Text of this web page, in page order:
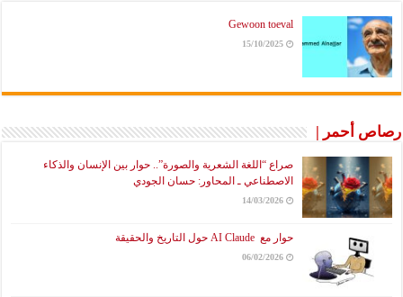
Gewoon toeval
15/10/2025
رصاص أحمر |
صراع “اللغة الشعرية والصورة”.. حوار بين الإنسان والذكاء
الاصطناعي ـ المحاور: حسان الجودي
14/03/2026
حوار مع AI Claude حول التاريخ والحقيقة
06/02/2026